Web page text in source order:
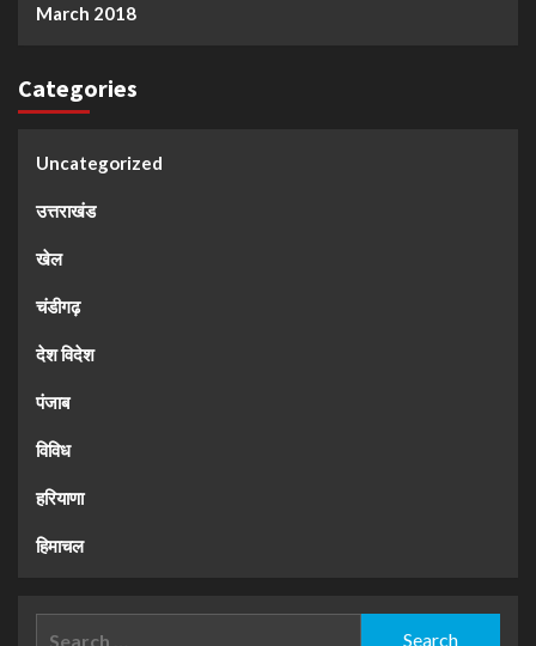
March 2018
Categories
Uncategorized
उत्तराखंड
खेल
चंडीगढ़
देश विदेश
पंजाब
विविध
हरियाणा
हिमाचल